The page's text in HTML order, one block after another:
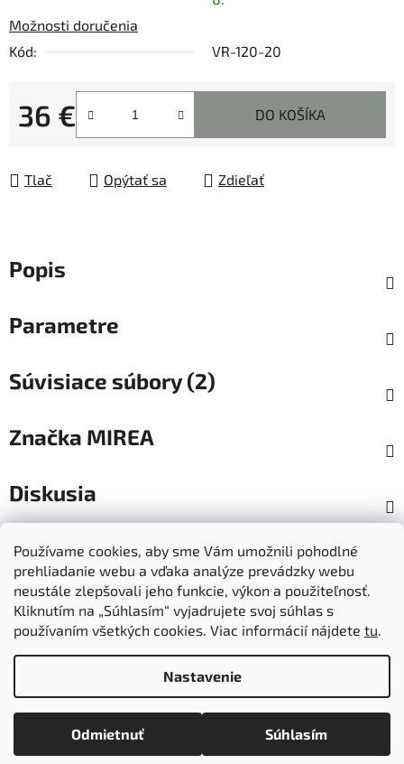
Používame cookies, aby sme Vám umožnili pohodlné
prehliadanie webu a vďaka analýze prevádzky webu
neustále zlepšovali jeho funkcie, výkon a použiteľnosť.
Kliknutím na „Súhlasím“ vyjadrujete svoj súhlas s
používaním všetkých cookies. Viac informácií nájdete tu.
Nastavenie
Odmietnuť Súhlasím
Možnosti doručenia
Kód:
VR-120-20
36 €
Jednotková cena:
DO KOŠÍKA
Tlač Opýtať sa Zdieľať
Popis
Parametre
Súvisiace súbory (2)
Značka MIREA
Diskusia
Dokumenty na stiahnutie Moja objednávka
Obchodné podmienky Ochrana osobných údajov
Kontakty Informácie o cookies
Ošetrovanie a údržba výrobkov Ako nakupovať
Vytvoril Shoptet
Copyright 2026Mirea . Všetky práva vyhradené.
nastavenie cookies